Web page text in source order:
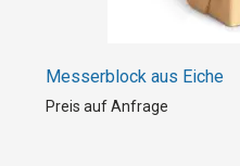
Messerblock aus Eiche
Preis auf Anfrage